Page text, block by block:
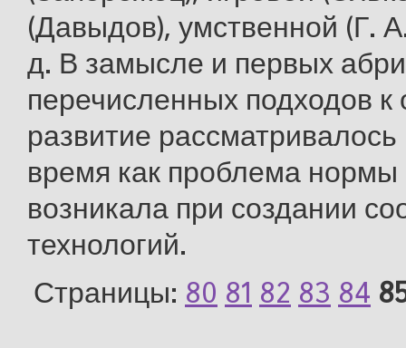
(Давыдов), умственной (Г.
д. В замысле и первых
перечисленных подходов
развитие
время как проблема нормы
возникала при создании
технологий.
Страницы: 80 81 82 83 84